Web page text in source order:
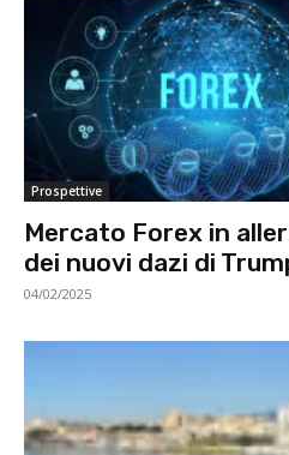
Prospettive
Mercato Forex in
dei nuovi dazi di
04/02/2025